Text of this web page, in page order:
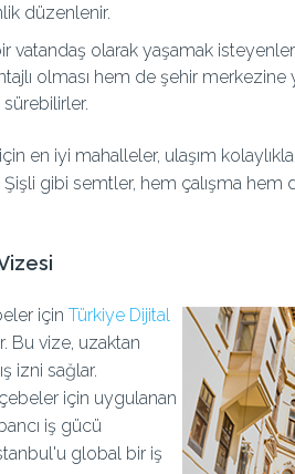
düzenlenir.
vatandaş olarak yaşamak
olması hem de şehir
en iyi mahalleler, ulaşım
Şişli gibi semtler, hem çalışma hem
için Türkiye Dijital
Bu vize, uzaktan
izni sağlar.
için uygulanan
iş gücü
global bir iş